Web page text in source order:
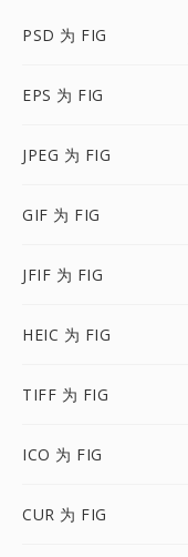
PSD 为 FIG
EPS 为 FIG
JPEG 为 FIG
GIF 为 FIG
JFIF 为 FIG
HEIC 为 FIG
TIFF 为 FIG
ICO 为 FIG
CUR 为 FIG